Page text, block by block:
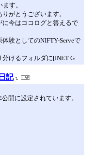
す。
がとうございます。
今はココログと答えるで
験としてのNIFTY-Serveで
けるフォルダに[INET G
記
開に設定されています。